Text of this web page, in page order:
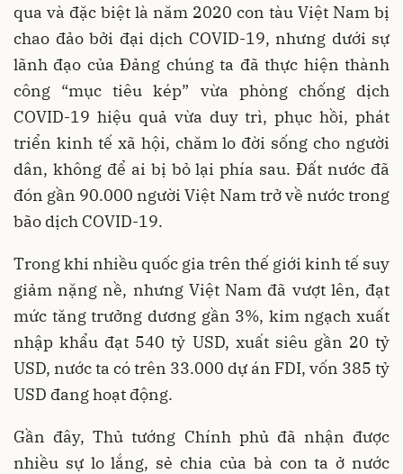
qua và đặc biệt là năm 2020 con tàu Việt Nam bị
chao đảo bởi đại dịch COVID-19, nhưng dưới sự
lãnh đạo của Đảng chúng ta đã thực hiện thành
công “mục tiêu kép” vừa phòng chống dịch
COVID-19 hiệu quả vừa duy trì, phục hồi, phát
triển kinh tế xã hội, chăm lo đời sống cho người
dân, không để ai bị bỏ lại phía sau. Đất nước đã
đón gần 90.000 người Việt Nam trở về nước trong
bão dịch COVID-19.
Trong khi nhiều quốc gia trên thế giới kinh tế suy
giảm nặng nề, nhưng Việt Nam đã vượt lên, đạt
mức tăng trưởng dương gần 3%, kim ngạch xuất
nhập khẩu đạt 540 tỷ USD, xuất siêu gần 20 tỷ
USD, nước ta có trên 33.000 dự án FDI, vốn 385 tỷ
USD đang hoạt động.
Gần đây, Thủ tướng Chính phủ đã nhận được
nhiều sự lo lắng, sẻ chia của bà con ta ở nước